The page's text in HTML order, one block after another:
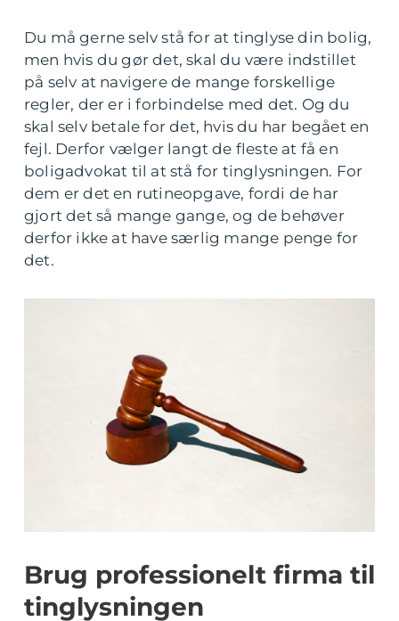
Du må gerne selv stå for at tinglyse din bolig,
men hvis du gør det, skal du være indstillet
på selv at navigere de mange forskellige
regler, der er i forbindelse med det. Og du
skal selv betale for det, hvis du har begået en
fejl. Derfor vælger langt de fleste at få en
boligadvokat til at stå for tinglysningen. For
dem er det en rutineopgave, fordi de har
gjort det så mange gange, og de behøver
derfor ikke at have særlig mange penge for
det.
Brug professionelt firma til
tinglysningen